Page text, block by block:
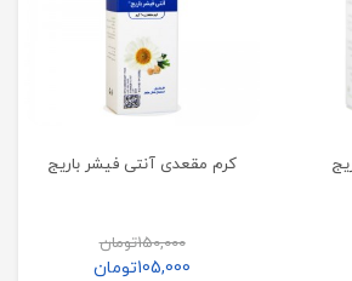
کرم مقعدی آنتی فیشر باریج
150,000تومان
105,000تومان